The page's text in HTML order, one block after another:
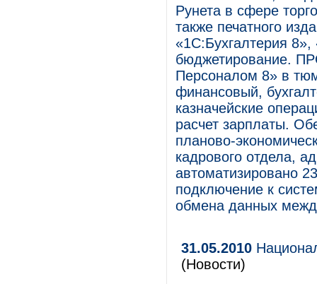
Рунета в сфере
также печатного
«1С:Бухгалтерия
бюджетирование.
Персоналом 8» в
финансовый,
казначейские
расчет зарплаты.
планово-
кадрового отдела,
автоматизировано
подключение к
обмена данных
31.05.2010
(Новости)